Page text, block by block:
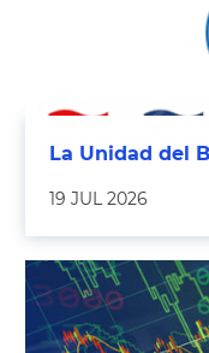
La Unidad del
19 JUL 2026